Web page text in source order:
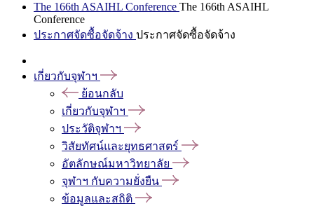
The 166th ASAIHL Conference The 166th ASAIHL
Conference
ประกาศจัดซื้อจัดจ้าง ประกาศจัดซื้อจัดจ้าง
เกี่ยวกับจุฬาฯ
ย้อนกลับ
เกี่ยวกับจุฬาฯ
ประวัติจุฬาฯ
วิสัยทัศน์และยุทธศาสตร์
อัตลักษณ์มหาวิทยาลัย
จุฬาฯ กับความยั่งยืน
ข้อมูลและสถิติ